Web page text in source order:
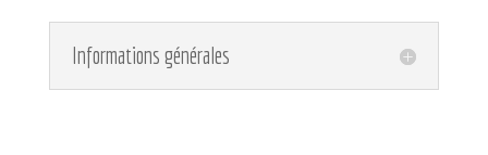
Informations générales